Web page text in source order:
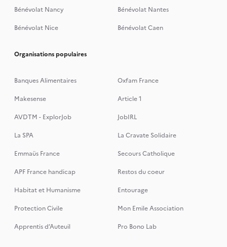
Bénévolat Nancy
Bénévolat Nantes
Bénévolat Nice
Bénévolat Caen
Organisations populaires
Banques Alimentaires
Oxfam France
Makesense
Article 1
AVDTM - ExplorJob
JobIRL
La SPA
La Cravate Solidaire
Emmaüs France
Secours Catholique
APF France handicap
Restos du coeur
Habitat et Humanisme
Entourage
Protection Civile
Mon Emile Association
Apprentis d’Auteuil
Pro Bono Lab